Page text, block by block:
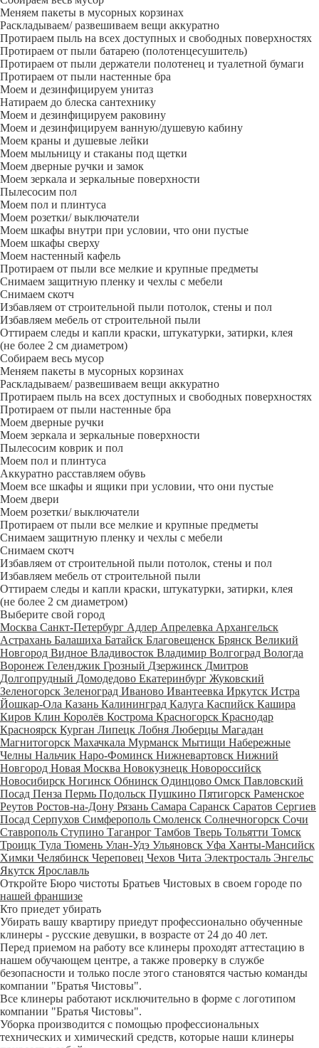
Меняем пакеты в мусорных корзинах
Раскладываем/ развешиваем вещи аккуратно
Протираем пыль на всех доступных и свободных поверхностях
Протираем от пыли батарею (полотенцесушитель)
Протираем от пыли держатели полотенец и туалетной бумаги
Протираем от пыли настенные бра
Моем и дезинфицируем унитаз
Натираем до блеска сантехнику
Моем и дезинфицируем раковину
Моем и дезинфицируем ванную/душевую кабину
Моем краны и душевые лейки
Моем мыльницу и стаканы под щетки
Моем дверные ручки и замок
Моем зеркала и зеркальные поверхности
Пылесосим пол
Моем пол и плинтуса
Моем розетки/ выключатели
Моем шкафы внутри при условии, что они пустые
Моем шкафы сверху
Моем настенный кафель
Протираем от пыли все мелкие и крупные предметы
Снимаем защитную пленку и чехлы с мебели
Снимаем скотч
Избавляем от строительной пыли потолок, стены и пол
Избавляем мебель от строительной пыли
Оттираем следы и капли краски, штукатурки, затирки, клея
(не более 2 см диаметром)
Собираем весь мусор
Меняем пакеты в мусорных корзинах
Раскладываем/ развешиваем вещи аккуратно
Протираем пыль на всех доступных и свободных поверхностях
Протираем от пыли настенные бра
Моем дверные ручки
Моем зеркала и зеркальные поверхности
Пылесосим коврик и пол
Моем пол и плинтуса
Аккуратно расставляем обувь
Моем все шкафы и ящики при условии, что они пустые
Моем двери
Моем розетки/ выключатели
Протираем от пыли все мелкие и крупные предметы
Снимаем защитную пленку и чехлы с мебели
Снимаем скотч
Избавляем от строительной пыли потолок, стены и пол
Избавляем мебель от строительной пыли
Оттираем следы и капли краски, штукатурки, затирки, клея
(не более 2 см диаметром)
Выберите свой город
Москва Санкт-Петербург Адлер Апрелевка Архангельск
Астрахань Балашиха Батайск Благовещенск Брянск Великий
Новгород Видное Владивосток Владимир Волгоград Вологда
Воронеж Геленджик Грозный Дзержинск Дмитров
Долгопрудный Домодедово Екатеринбург Жуковский
Зеленогорск Зеленоград Иваново Ивантеевка Иркутск Истра
Йошкар-Ола Казань Калининград Калуга Каспийск Кашира
Киров Клин Королёв Кострома Красногорск Краснодар
Красноярск Курган Липецк Лобня Люберцы Магадан
Магнитогорск Махачкала Мурманск Мытищи Набережные
Челны Нальчик Наро-Фоминск Нижневартовск Нижний
Новгород Новая Москва Новокузнецк Новороссийск
Новосибирск Ногинск Обнинск Одинцово Омск Павловский
Посад Пенза Пермь Подольск Пушкино Пятигорск Раменское
Реутов Ростов-на-Дону Рязань Самара Саранск Саратов Сергиев
Посад Серпухов Симферополь Смоленск Солнечногорск Сочи
Ставрополь Ступино Таганрог Тамбов Тверь Тольятти Томск
Троицк Тула Тюмень Улан-Удэ Ульяновск Уфа Ханты-Мансийск
Химки Челябинск Череповец Чехов Чита Электросталь Энгельс
Якутск Ярославль
Откройте Бюро чистоты Братьев Чистовых в своем городе по
нашей франшизе
Кто приедет убирать
Убирать вашу квартиру приедут профессионально обученные
клинеры - русские девушки, в возрасте от 24 до 40 лет.
Перед приемом на работу все клинеры проходят аттестацию в
нашем обучающем центре, а также проверку в службе
безопасности и только после этого становятся частью команды
компании "Братья Чистовы".
Все клинеры работают исключительно в форме с логотипом
компании "Братья Чистовы".
Уборка производится с помощью профессиональных
технических и химический средств, которые наши клинеры